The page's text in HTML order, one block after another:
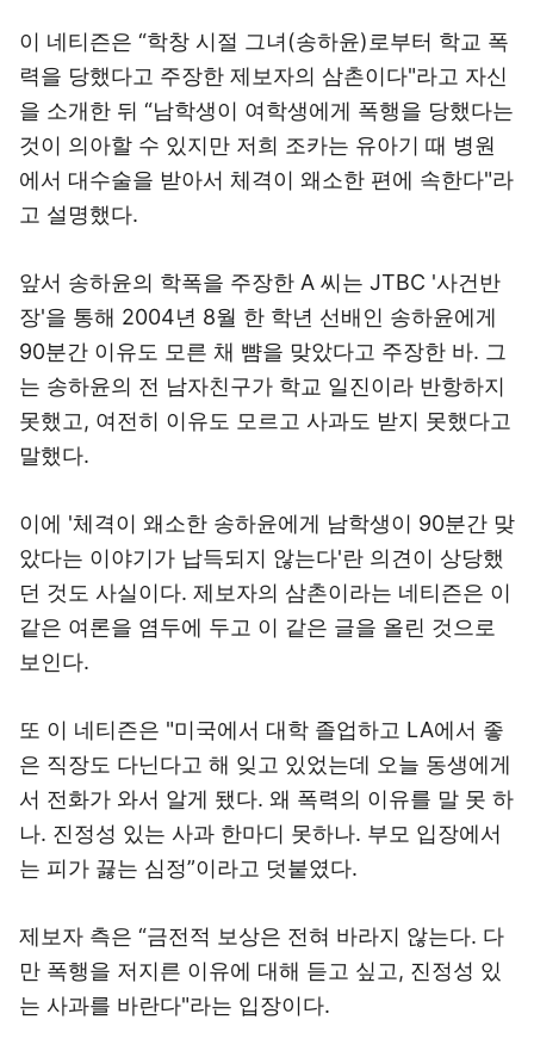
이 네티즌은 “학창 시절 그녀(송하윤)로부터 학교 폭
력을 당했다고 주장한 제보자의 삼촌이다"라고 자신
을 소개한 뒤 “남학생이 여학생에게 폭행을 당했다는
것이 의아할 수 있지만 저희 조카는 유아기 때 병원
에서 대수술을 받아서 체격이 왜소한 편에 속한다"라
고 설명했다.
앞서 송하윤의 학폭을 주장한 A 씨는 JTBC '사건반
장'을 통해 2004년 8월 한 학년 선배인 송하윤에게
90분간 이유도 모른 채 뺨을 맞았다고 주장한 바. 그
는 송하윤의 전 남자친구가 학교 일진이라 반항하지
못했고, 여전히 이유도 모르고 사과도 받지 못했다고
말했다.
이에 '체격이 왜소한 송하윤에게 남학생이 90분간 맞
았다는 이야기가 납득되지 않는다'란 의견이 상당했
던 것도 사실이다. 제보자의 삼촌이라는 네티즌은 이
같은 여론을 염두에 두고 이 같은 글을 올린 것으로
보인다.
또 이 네티즌은 "미국에서 대학 졸업하고 LA에서 좋
은 직장도 다닌다고 해 잊고 있었는데 오늘 동생에게
서 전화가 와서 알게 됐다. 왜 폭력의 이유를 말 못 하
나. 진정성 있는 사과 한마디 못하나. 부모 입장에서
는 피가 끓는 심정”이라고 덧붙였다.
제보자 측은 “금전적 보상은 전혀 바라지 않는다. 다
만 폭행을 저지른 이유에 대해 듣고 싶고, 진정성 있
는 사과를 바란다"라는 입장이다.